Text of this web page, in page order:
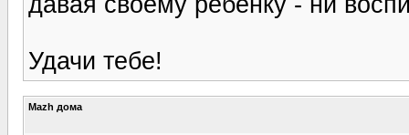
Удачи тебе!
Mazh дома